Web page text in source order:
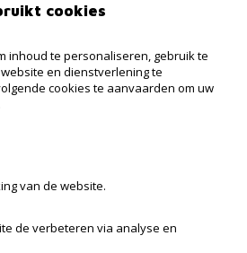
135
cookies
inhoud te personaliseren, gebruik te
en dienstverlening te
cookies te aanvaarden om uw
van de website.
de verbeteren via analyse en